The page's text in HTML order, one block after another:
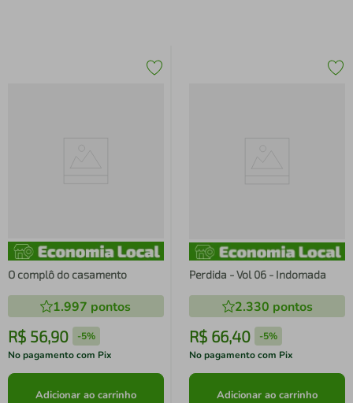
O complô do casamento
1.997 pontos
R$ 56,90 -5%
No pagamento com Pix
Adicionar ao carrinho
Perdida - Vol 06 - Indomada
2.330 pontos
R$ 66,40 -5%
No pagamento com Pix
Adicionar ao carrinho